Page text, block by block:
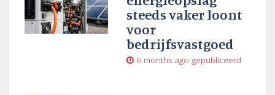
steeds vaker loont
voor
bedrijfsvastgoed
6 months ago gepubliceerd